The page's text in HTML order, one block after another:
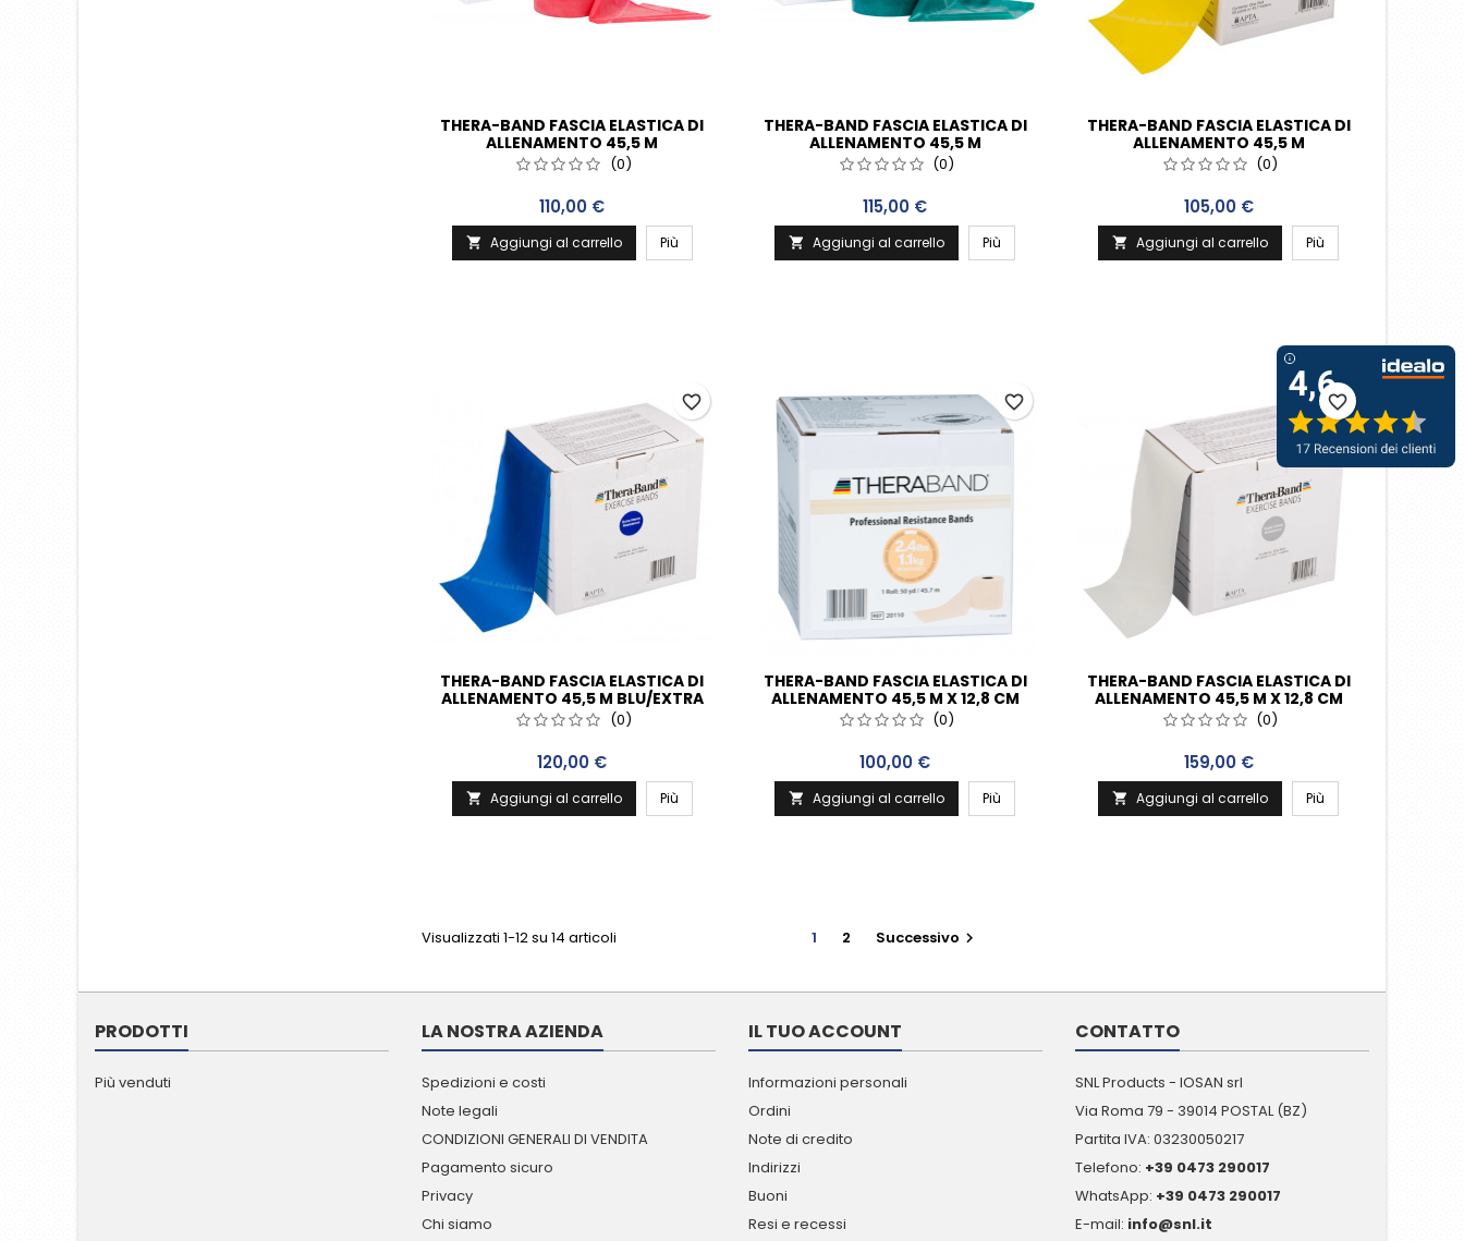
THERA-BAND FASCIA ELASTICA DI
ALLENAMENTO 45,5 M
ROSSO/MEDIO FORTE
(0)
Prezzo
110,00 €
 Aggiungi al carrello Più
THERA-BAND FASCIA ELASTICA DI
ALLENAMENTO 45,5 M
VERDE/FORTE
(0)
Prezzo
115,00 €
 Aggiungi al carrello Più
THERA-BAND FASCIA ELASTICA DI
ALLENAMENTO 45,5 M
GIALLO/SOTTILE
(0)
Prezzo
105,00 €
 Aggiungi al carrello Più
THERA-BAND FASCIA ELASTICA DI
ALLENAMENTO 45,5 M BLU/EXTRA
FORTE
(0)
Prezzo
120,00 €
 Aggiungi al carrello Più
favorite_border
THERA-BAND FASCIA ELASTICA DI
ALLENAMENTO 45,5 M X 12,8 CM
BEIGE/EXTRA SOTTILE
(0)
Prezzo
100,00 €
 Aggiungi al carrello Più
favorite_border
THERA-BAND FASCIA ELASTICA DI
ALLENAMENTO 45,5 M X 12,8 CM
ARGENTO/SUPER FORTE
(0)
Prezzo
159,00 €
 Aggiungi al carrello Più
favorite_border
Visualizzati 1-12 su 14 articoli 1 2 Successivo 
PRODOTTI
Più venduti
LA NOSTRA AZIENDA
Spedizioni e costi
Note legali
CONDIZIONI GENERALI DI VENDITA
Pagamento sicuro
Privacy
Chi siamo
IL TUO ACCOUNT
Informazioni personali
Ordini
Note di credito
Indirizzi
Buoni
Resi e recessi
CONTATTO
SNL Products - IOSAN srl
Via Roma 79 - 39014 POSTAL (BZ)
Partita IVA: 03230050217
Telefono: +39 0473 290017
WhatsApp: +39 0473 290017
E-mail: info@snl.it